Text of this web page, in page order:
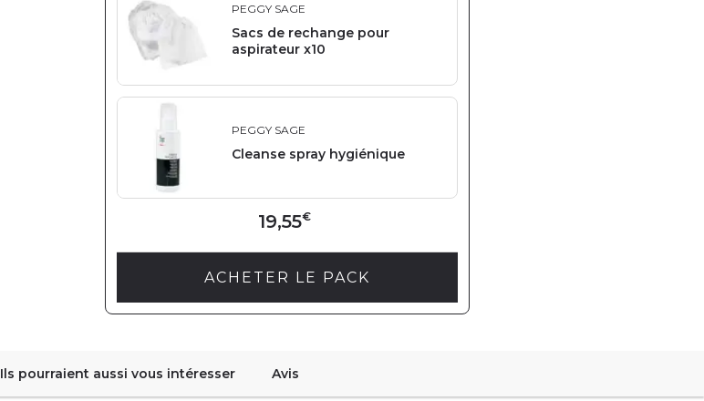
PEGGY SAGE
Sacs de rechange pour
aspirateur x10
PEGGY SAGE
Cleanse spray hygiénique
19,55€
ACHETER LE PACK
Ils pourraient aussi vous intéresser Avis